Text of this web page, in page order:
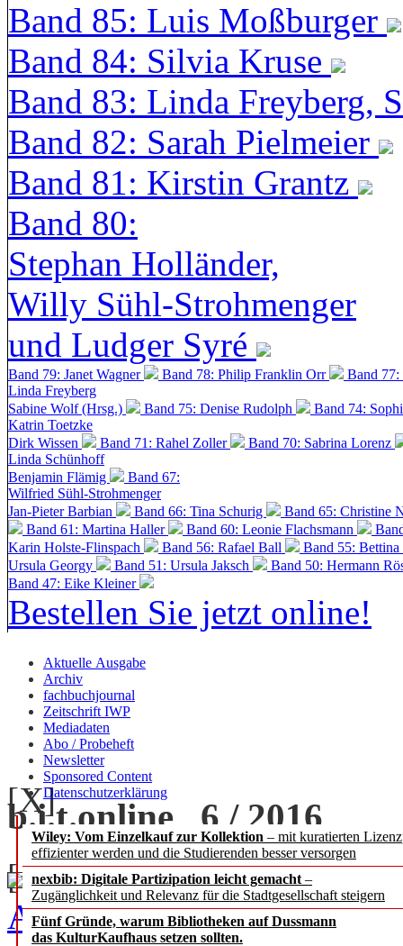
Band 85: Luis Moßburger
Band 84: Silvia Kruse
Band 83: Linda Freyberg,
Band 82: Sarah Pielmeier
Band 81: Kirstin Grantz
Band 80:
Stephan Holländer,
Willy Sühl-Strohmenger
und Ludger Syré
Band 79: Janet Wagner Band 78: Philip Franklin Orr
Band
Linda Freyberg
Sabine Wolf (Hrsg.)
Band 75: Denise Rudolph
Band 74:
Katrin Toetzke
Dirk Wissen
Band 71: Rahel Zoller
Band 70: Sabrina Lorenz
Linda Schünhoff
Benjamin Flämig
Band 67:
Wilfried Sühl-Strohmenger
Jan-Pieter Barbian
Band 66: Tina Schurig
Band 65: Christine
Band 61: Martina Haller
Band 60: Leonie Flachsmann
Karin Holste-Flinspach
Band 56: Rafael Ball
Band 55:
Ursula Georgy
Band 51: Ursula Jaksch Band 50: Hermann
Band 47: Eike Kleiner
Bestellen Sie jetzt online!
Aktuelle Ausgabe
Archiv
fachbuchjournal
Zeitschrift IWP
Mediadaten
Abo / Probeheft
Newsletter
Sponsored Content
Datenschutzerklärung
Wiley: Vom Einzelkauf zur Kollektion – mit kuratierten
effizienter werden und die Studierenden besser versorgen
nexbib: Digitale Partizipation leicht gemacht –
Zugänglichkeit und Relevanz für die Stadtgesellschaft steigern
Fünf Gründe, warum Bibliotheken auf Dussmann
das KulturKaufhaus setzen sollten.
b.i.t.online 6 / 2016
[+] zoom
[X]
Ausgabe 6 / 2016 als PDF